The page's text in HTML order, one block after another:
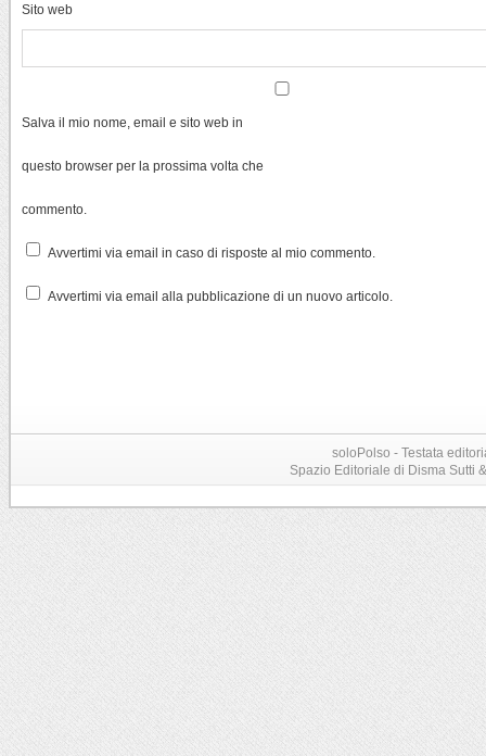
Sito web
Salva il mio nome, email e sito web in
questo browser per la prossima volta che
commento.
Avvertimi via email in caso di risposte al mio commento.
Avvertimi via email alla pubblicazione di un nuovo articolo.
soloPolso - Testata
Spazio Editoriale di Disma Sutti